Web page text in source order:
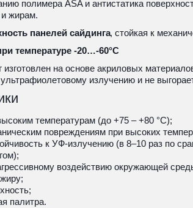
полимера ASA и антистатика
жирам.
панелей сайдинга, стойкая к
температуре -20…-60°С
на основе акриловых
излучению и не
температурам (до +75 – +80 °С);
повреждениям при высоких
к УФ-излучению (в 8–10 раз по
воздействию окружающей
палитра.